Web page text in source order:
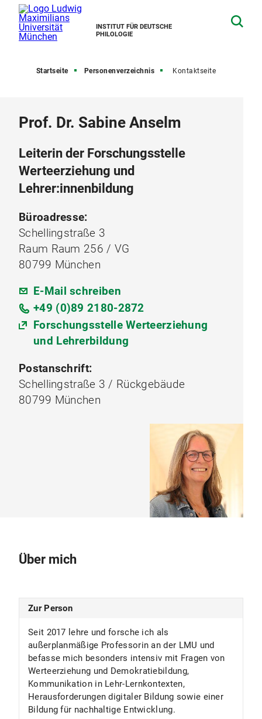
INSTITUT FÜR DEUTSCHE
PHILOLOGIE
Startseite Personenverzeichnis Kontaktseite
Prof. Dr. Sabine Anselm
Leiterin der Forschungsstelle
Werteerziehung und
Lehrer:innenbildung
Büroadresse:
Schellingstraße 3
Raum Raum 256 / VG
80799 München
E-Mail schreiben
+49 (0)89 2180-2872
Forschungsstelle Werteerziehung
und Lehrerbildung
Postanschrift:
Schellingstraße 3 / Rückgebäude
80799 München
Über mich
Zur Person
Seit 2017 lehre und forsche ich als
außerplanmäßige Professorin an der LMU und
befasse mich besonders intensiv mit Fragen von
Werteerziehung und Demokratiebildung,
Kommunikation in Lehr-Lernkontexten,
Herausforderungen digitaler Bildung sowie einer
Bildung für nachhaltige Entwicklung.